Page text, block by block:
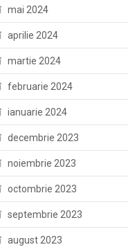
mai 2024
aprilie 2024
martie 2024
februarie 2024
ianuarie 2024
decembrie 2023
noiembrie 2023
octombrie 2023
septembrie 2023
august 2023